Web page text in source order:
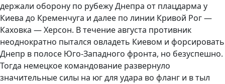
держали оборону по рубежу Днепра от плацдарма у
Киева до Кременчуга и далее по линии Кривой Рог —
Каховка — Херсон. В течение августа противник
неоднократно пытался овладеть Киевом и форсировать
Днепр в полосе Юго-Западного фронта, но безуспешно.
Тогда немецкое командование развернуло
значительные силы на юг для удара во фланг и в тыл